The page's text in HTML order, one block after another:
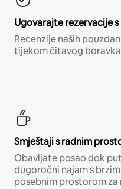
Ugovarajte rezervacije
Recenzije naših
tijekom čitavog boravka
Smještaji s radnim
Obavljate posao dok
dugoročni najam s
posebnim prostorom za